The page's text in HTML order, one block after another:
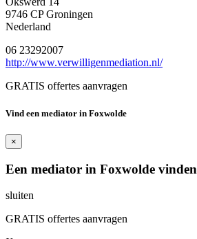
9746 CP Groningen
Nederland
06 23292007
http://www.verwilligenmediation.nl/
GRATIS offertes aanvragen
Vind een mediator in Foxwolde
×
Een mediator in Foxwolde vinden
sluiten
GRATIS offertes aanvragen